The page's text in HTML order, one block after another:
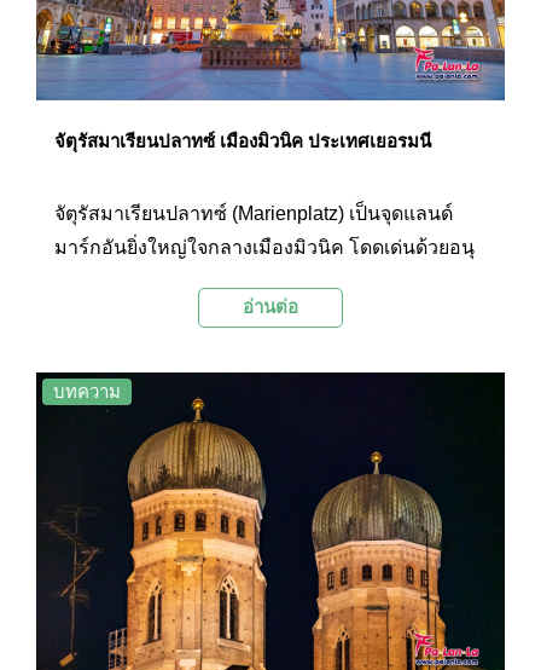
ไปชิมสักครั้งเมื่อไปเยือนเมืองมิวนิค
จัตุรัสมาเรียนปลาทซ์ เมืองมิวนิค ประเทศเยอรมนี
จัตุรัสมาเรียนปลาทซ์ (Marienplatz) เป็นจุดแลนด์
มาร์กอันยิ่งใหญ่ใจกลางเมืองมิวนิค โดดเด่นด้วยอนุ
จตุรัส และสถาปัตยกรรมโกธิกอันสวยงามและยิ่ง
ตะวันออก เป็นจตุรัสที่สะท้อนประวัติศาสตร์อัน
ยาวนานของเมือง และยังเป็นศูนย์กลางทางด้านการ
ท่องเที่ยว ศาสนา และวัฒนธรรม เป็นสถานที่ที่
สมเด็จพระสันตะปาปาเคยเสด็จมาเยือนถึงสาม
พระองค์ (สมเด็จพระสันตะปาปาปีโอที่ 6 ในปีค.ศ.
1782 สมเด็จพระสันตะปาปายอห์นปอลที่ 2 ในปีค.ศ.
1980 และสมเด็จพระสันตะปาปาเบเนดิกต์ที่ 16 ใน
ปีค.ศ. 2006) และยังเป็นสถานที่จัดตลาดคริสต์มาส
ประจำปี และเป็นที่เฉลิมฉลองวันครบรอบต่างๆ ของ
อ่านต่อ
บทความ